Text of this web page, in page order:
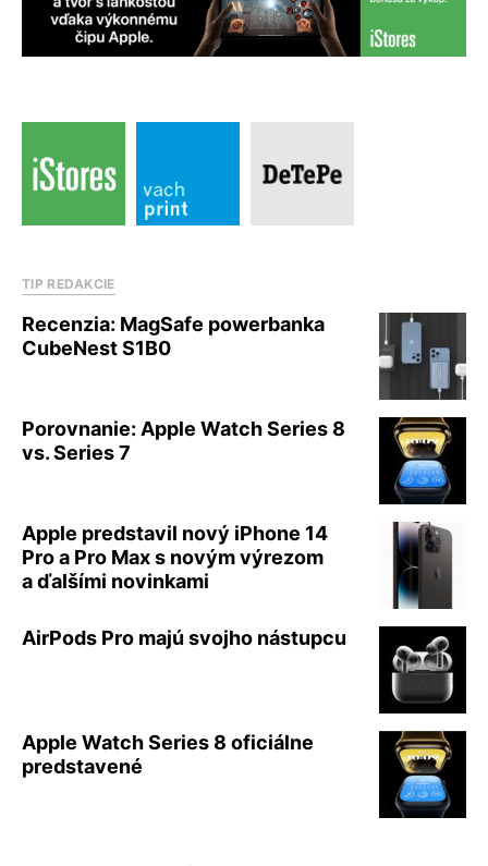
TIP REDAKCIE
Recenzia: MagSafe powerbanka
CubeNest S1B0
Porovnanie: Apple Watch Series 8
vs. Series 7
Apple predstavil nový iPhone 14
Pro a Pro Max s novým výrezom
a ďalšími novinkami
AirPods Pro majú svojho nástupcu
Apple Watch Series 8 oficiálne
predstavené